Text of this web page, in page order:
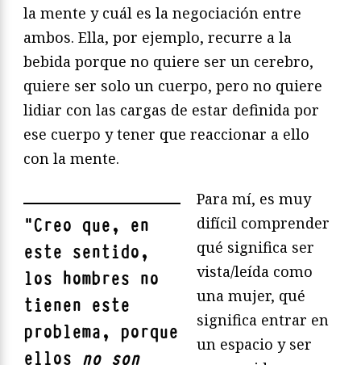
la mente y cuál es la negociación entre
ambos. Ella, por ejemplo, recurre a la
bebida porque no quiere ser un cerebro,
quiere ser solo un cuerpo, pero no quiere
lidiar con las cargas de estar definida por
ese cuerpo y tener que reaccionar a ello
con la mente.
"Creo que, en
este sentido,
los hombres no
tienen este
problema, porque
ellos no son
Para mí, es muy
difícil comprender
qué significa ser
vista/leída como
una mujer, qué
significa entrar en
un espacio y ser